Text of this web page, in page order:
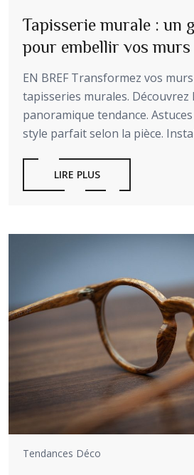
Tapisserie murale : un
pour embellir vos murs
EN BREF Transformez vos
tapisseries murales.
panoramique tendance.
style parfait selon la pièce.
LIRE PLUS
Tendances Déco